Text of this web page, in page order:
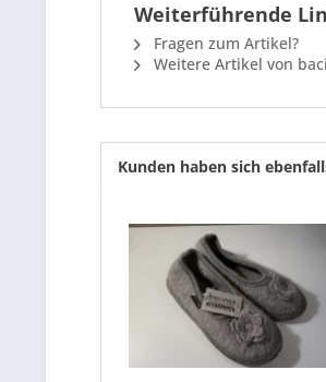
Weiterführende
Fragen zum Artikel?
Weitere Artikel von
Kunden haben sich